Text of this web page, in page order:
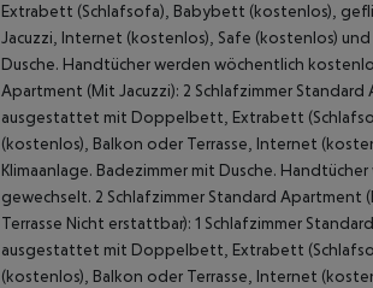
Extrabett (Schlafsofa), Babybett (kostenlos),
Jacuzzi, Internet (kostenlos), Safe (kostenlos)
Dusche. Handtücher werden wöchentlich
Apartment (Mit Jacuzzi): 2 Schlafzimmer
ausgestattet mit Doppelbett, Extrabett
(kostenlos), Balkon oder Terrasse, Internet
Klimaanlage. Badezimmer mit Dusche.
gewechselt. 2 Schlafzimmer Standard Apartment
Terrasse Nicht erstattbar): 1 Schlafzimmer
ausgestattet mit Doppelbett, Extrabett
(kostenlos), Balkon oder Terrasse, Internet